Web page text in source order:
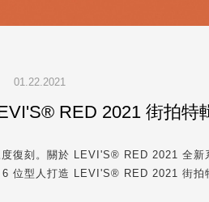
01.22.2021
RED 2021 街拍特
復刻。關於 LEVI'S® RED 2021 全新
位型人打造 LEVI'S® RED 2021 街拍